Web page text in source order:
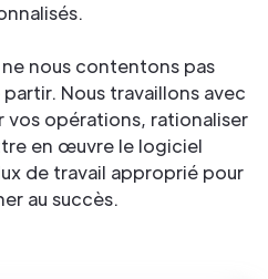
nous contentons pas
Nous travaillons avec
opérations, rationaliser
en œuvre le logiciel
de travail approprié pour
au succès.